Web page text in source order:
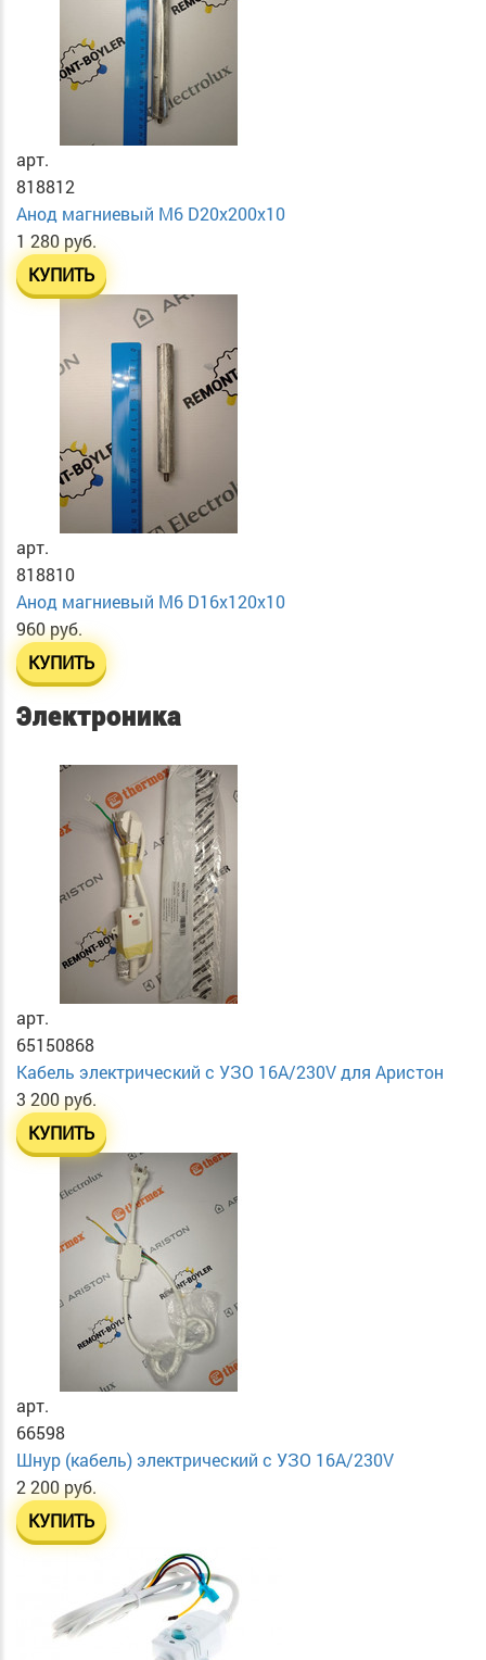
арт.
818812
Анод магниевый М6 D20х200х10
1 280 руб.
КУПИТЬ
арт.
818810
Анод магниевый М6 D16х120х10
960 руб.
КУПИТЬ
Электроника
арт.
65150868
Кабель электрический с УЗО 16А/230V для Аристон
3 200 руб.
КУПИТЬ
арт.
66598
Шнур (кабель) электрический с УЗО 16А/230V
2 200 руб.
КУПИТЬ